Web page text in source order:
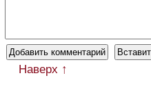
Наверх ↑